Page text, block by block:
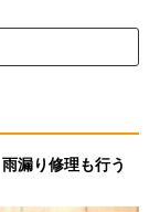
漏り修理も行う